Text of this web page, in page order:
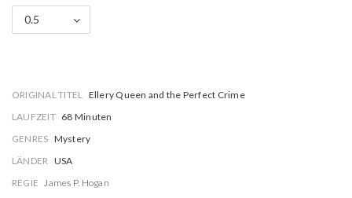
0.5
ORIGINAL TITEL Ellery Queen and the Perfect Crime
LAUFZEIT 68 Minuten
GENRES Mystery
LÄNDER USA
REGIE James P. Hogan